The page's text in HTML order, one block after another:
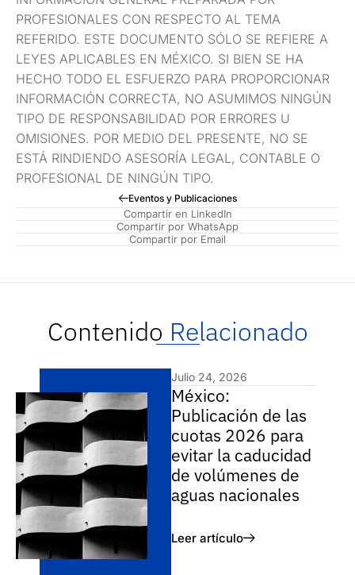
Eventos y Publicaciones
Compartir en LinkedIn
Compartir por WhatsApp
Compartir por Email
PROFESIONALES CON RESPECTO AL TEMA
REFERIDO. ESTE DOCUMENTO SÓLO SE REFIERE A
LEYES APLICABLES EN MÉXICO. SI BIEN SE HA
HECHO TODO EL ESFUERZO PARA PROPORCIONAR
INFORMACIÓN CORRECTA, NO ASUMIMOS NINGÚN
TIPO DE RESPONSABILIDAD POR ERRORES U
OMISIONES. POR MEDIO DEL PRESENTE, NO SE
ESTÁ RINDIENDO ASESORÍA LEGAL, CONTABLE O
PROFESIONAL DE NINGÚN TIPO.
Contenido Relacionado
Julio 24, 2026
México:
Publicación de las
cuotas 2026 para
evitar la caducidad
de volúmenes de
aguas nacionales
Leer artículo